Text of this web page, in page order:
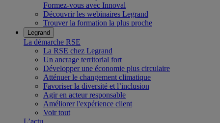
Formez-vous avec Innoval
Découvrir les webinaires Legrand
Trouver la formation la plus proche
Legrand
La démarche RSE
La RSE chez Legrand
Un ancrage territorial fort
Développer une économie plus circulaire
Atténuer le changement climatique
Favoriser la diversité et l’inclusion
Agir en acteur responsable
Améliorer l'expérience client
Voir tout
L’actu